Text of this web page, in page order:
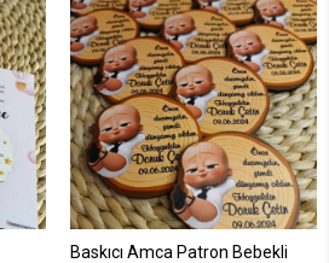
Baskıcı Amca Patron Bebekli